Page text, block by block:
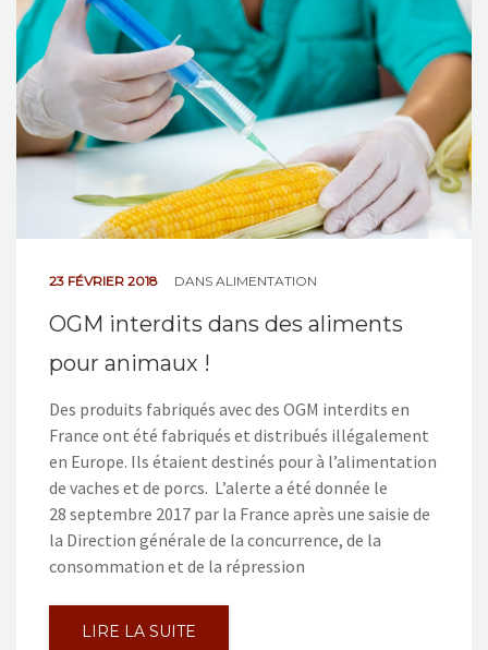
23 FÉVRIER 2018 DANS ALIMENTATION
OGM interdits dans des aliments
pour animaux !
Des produits fabriqués avec des OGM interdits en
France ont été fabriqués et distribués illégalement
en Europe. Ils étaient destinés pour à l’alimentation
de vaches et de porcs. L’alerte a été donnée le
28 septembre 2017 par la France après une saisie de
la Direction générale de la concurrence, de la
consommation et de la répression
LIRE LA SUITE